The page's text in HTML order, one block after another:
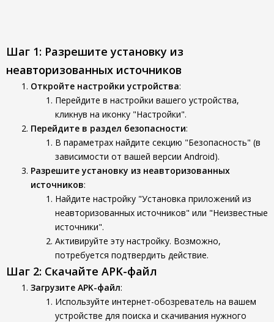
Шаг 1: Разрешите установку из
неавторизованных источников
Откройте настройки устройства:
Перейдите в настройки вашего устройства,
кликнув на иконку "Настройки".
Перейдите в раздел безопасности:
В параметрах найдите секцию "Безопасность" (в
зависимости от вашей версии Android).
Разрешите установку из неавторизованных
источников:
Найдите настройку "Установка приложений из
неавторизованных источников" или "Неизвестные
источники".
Активируйте эту настройку. Возможно,
потребуется подтвердить действие.
Шаг 2: Скачайте APK-файл
Загрузите APK-файл:
Используйте интернет-обозреватель на вашем
устройстве для поиска и скачивания нужного